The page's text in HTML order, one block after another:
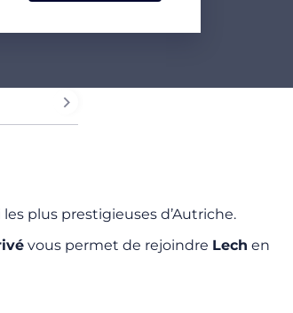
les plus prestigieuses d’Autriche.
vous permet de rejoindre Lech en